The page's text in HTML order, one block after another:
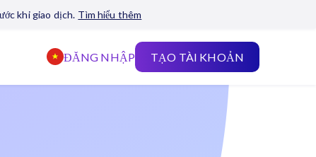
khi giao dịch. Tìm hiểu thêm
ĐĂNG NHẬP TẠO TÀI KHOẢN